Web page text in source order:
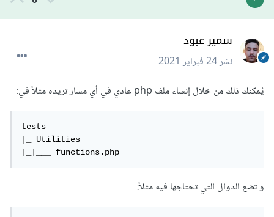
سمير عبود
نشر24 فبراير 2021
يُمكنك ذلك من خلال إنشاء ملف php عادي في أي مسار تريده مثلاً في:
tests
|_ Utilities
|_|___ functions.php
و تضع الدوال التي تحتاجها فيه مثلاً: